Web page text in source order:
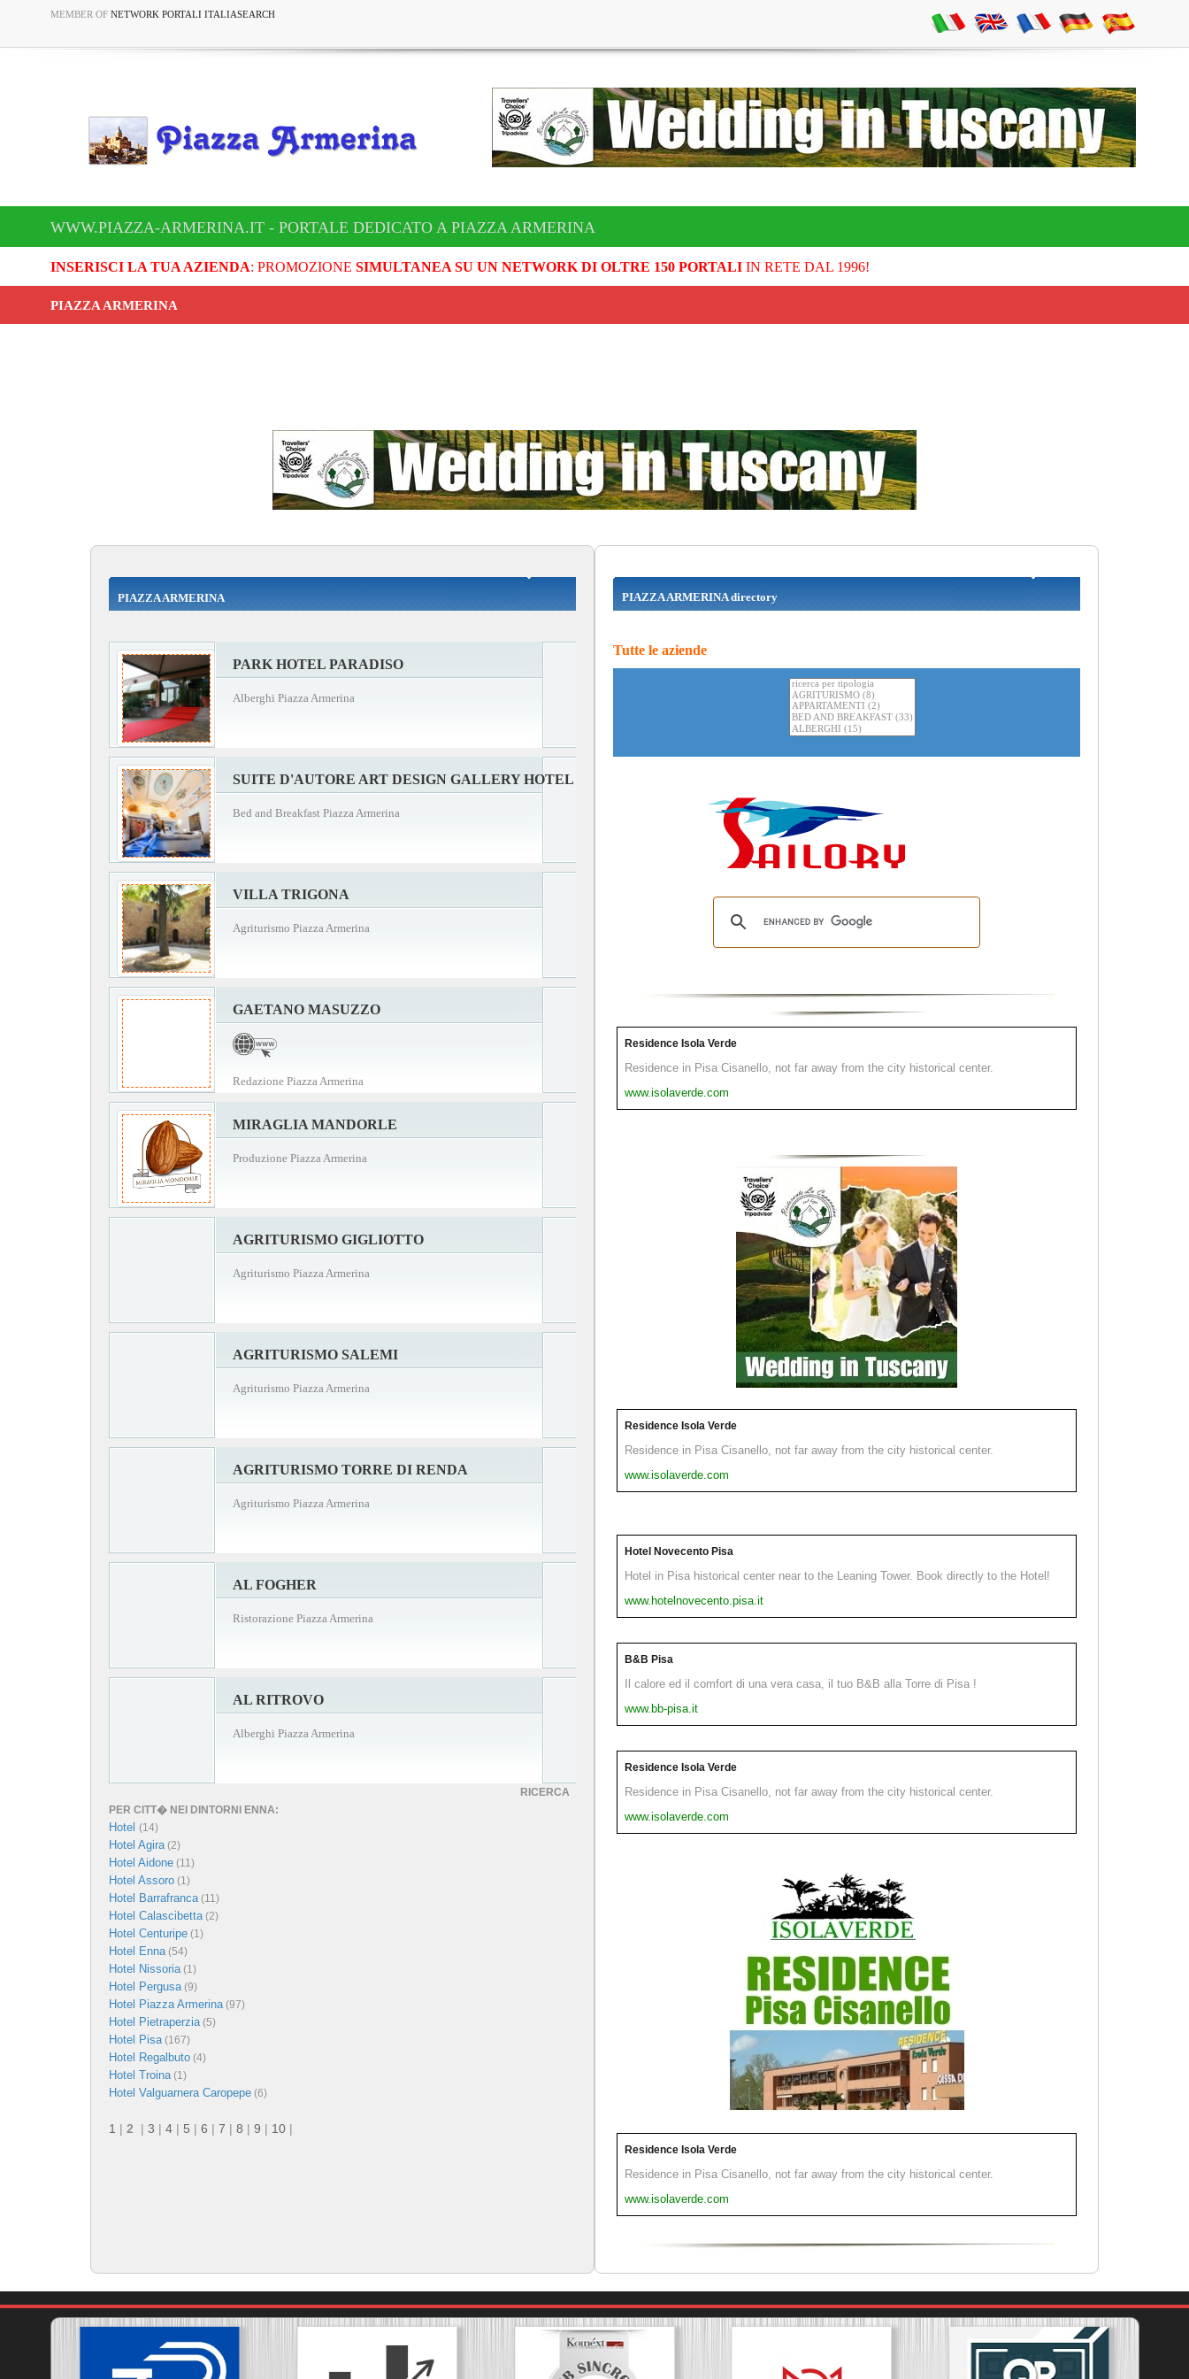
MEMBER OF NETWORK PORTALI ITALIASEARCH
WWW.PIAZZA-ARMERINA.IT - PORTALE DEDICATO A PIAZZA ARMERINA
INSERISCI LA TUA AZIENDA: PROMOZIONE SIMULTANEA SU UN NETWORK DI OLTRE 150 PORTALIIN RETE DAL 1996!
PIAZZA ARMERINA
PIAZZA ARMERINA
PARK HOTEL PARADISO
Alberghi Piazza Armerina
SUITE D'AUTORE ART DESIGN GALLERY HOTEL
Bed and Breakfast Piazza Armerina
VILLA TRIGONA
Agriturismo Piazza Armerina
GAETANO MASUZZO
Redazione Piazza Armerina
MIRAGLIA MANDORLE
Produzione Piazza Armerina
AGRITURISMO GIGLIOTTO
Agriturismo Piazza Armerina
AGRITURISMO SALEMI
Agriturismo Piazza Armerina
AGRITURISMO TORRE DI RENDA
Agriturismo Piazza Armerina
AL FOGHER
Ristorazione Piazza Armerina
AL RITROVO
Alberghi Piazza Armerina
RICERCA
PER CITT� NEI DINTORNI ENNA:
Hotel (14)
Hotel Agira(2)
Hotel Aidone (11)
Hotel Assoro (1)
Hotel Barrafranca(11)
Hotel Calascibetta(2)
Hotel Centuripe (1)
Hotel Enna(54)
Hotel Nissoria(1)
Hotel Pergusa(9)
Hotel Piazza Armerina(97)
Hotel Pietraperzia(5)
Hotel Pisa(167)
Hotel Regalbuto (4)
Hotel Troina(1)
Hotel Valguarnera Caropepe (6)
1 | 2 | 3 | 4 | 5 | 6 | 7 | 8 | 9 | 10 |
PIAZZA ARMERINA directory
Tutte le aziende
Residence Isola Verde
Residence in Pisa Cisanello, not far away from the city historical center.
www.isolaverde.com
Residence Isola Verde
Residence in Pisa Cisanello, not far away from the city historical center.
www.isolaverde.com
Hotel Novecento Pisa
Hotel in Pisa historical center near to the Leaning Tower. Book directly to the Hotel!
www.hotelnovecento.pisa.it
B&B Pisa
Il calore ed il comfort di una vera casa, il tuo B&B alla Torre di Pisa !
www.bb-pisa.it
Residence Isola Verde
Residence in Pisa Cisanello, not far away from the city historical center.
www.isolaverde.com
Residence Isola Verde
Residence in Pisa Cisanello, not far away from the city historical center.
www.isolaverde.com